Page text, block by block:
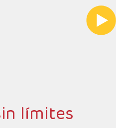
límites